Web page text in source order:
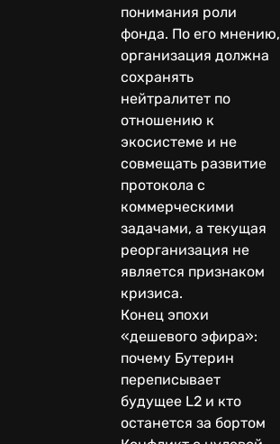
понимания роли
фонда. По его мнению,
организация должна
сохранять
нейтралитет по
отношению к
экосистеме и не
совмещать развитие
протокола с
коммерческими
задачами, а текущая
реорганизация не
является признаком
кризиса.
Конец эпохи
«дешевого эфира»:
почему Бутерин
переписывает
будущее L2 и кто
останется за бортом